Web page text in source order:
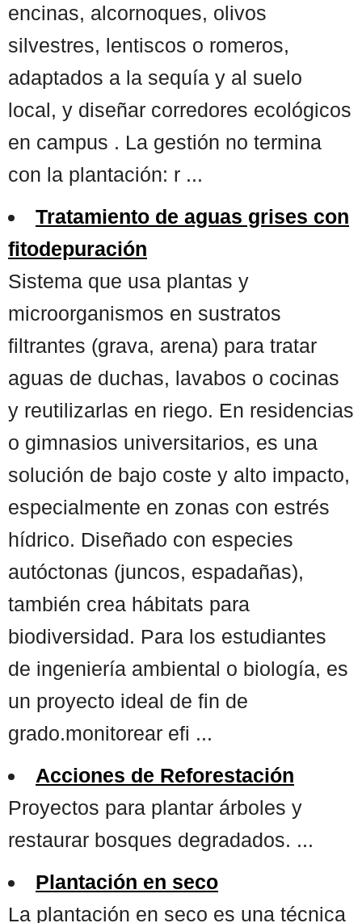
encinas, alcornoques, olivos
silvestres, lentiscos o romeros,
adaptados a la sequía y al suelo
local, y diseñar corredores ecológicos
en campus . La gestión no termina
con la plantación: r ...
Tratamiento de aguas grises con
fitodepuración
Sistema que usa plantas y
microorganismos en sustratos
filtrantes (grava, arena) para tratar
aguas de duchas, lavabos o cocinas
y reutilizarlas en riego. En residencias
o gimnasios universitarios, es una
solución de bajo coste y alto impacto,
especialmente en zonas con estrés
hídrico. Diseñado con especies
autóctonas (juncos, espadañas),
también crea hábitats para
biodiversidad. Para los estudiantes
de ingeniería ambiental o biología, es
un proyecto ideal de fin de
grado.monitorear efi ...
Acciones de Reforestación
Proyectos para plantar árboles y
restaurar bosques degradados. ...
Plantación en seco
La plantación en seco es una técnica